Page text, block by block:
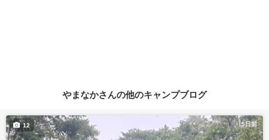
やまなかさんの他のキャンプブログ
5日前
12